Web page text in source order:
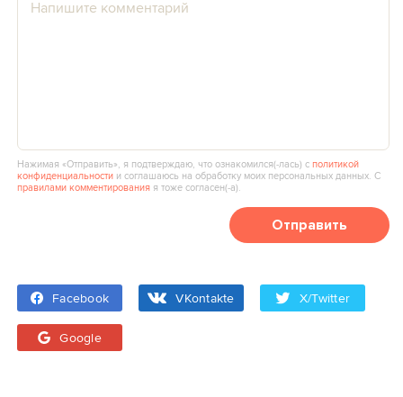
Нажимая «Отправить», я подтверждаю, что ознакомился(‑лась) сполитикой
конфиденциальности и соглашаюсь на обработку моих персональных данных. С
правилами комментирования я тоже согласен(‑а).
Отправить
Facebook VKontakte X/Twitter
Google